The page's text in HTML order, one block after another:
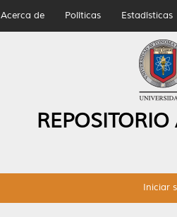
Acerca de Políticas Estadísticas
Iniciar